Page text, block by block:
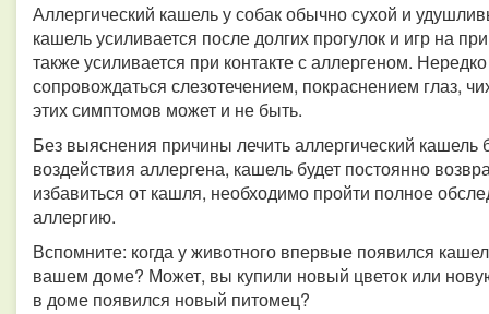
Аллергический кашель у собак обычно сухой и
кашель усиливается после долгих прогулок и игр на
также усиливается при контакте с аллергеном.
сопровождаться слезотечением, покраснением глаз,
этих симптомов может и не быть.
Без выяснения причины лечить аллергический кашель
воздействия аллергена, кашель будет постоянно
избавиться от кашля, необходимо пройти полное
аллергию.
Вспомните: когда у животного впервые появился
вашем доме? Может, вы купили новый цветок или
в доме появился новый питомец?